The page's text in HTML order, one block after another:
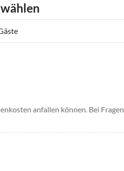
anfallen können. Bei Fragen